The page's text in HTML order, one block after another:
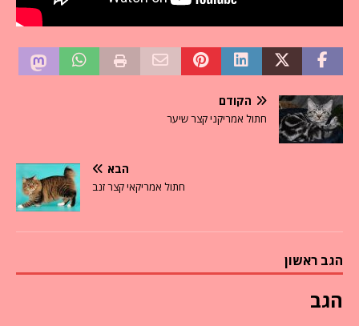
הקודם
חתול אמריקני קצר שיער
הבא
חתול אמריקאי קצר זנב
הגב ראשון
הגב